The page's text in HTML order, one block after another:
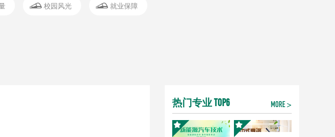
校园风光 就业保障
热门专业 TOP6 MORE >